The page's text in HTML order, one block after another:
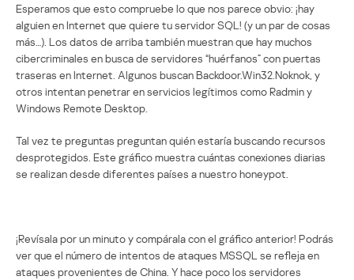
Esperamos que esto compruebe lo que nos parece obvio: ¡hay
alguien en Internet que quiere tu servidor SQL! (y un par de cosas
más…). Los datos de arriba también muestran que hay muchos
cibercriminales en busca de servidores “huérfanos” con puertas
traseras en Internet. Algunos buscan Backdoor.Win32.Noknok, y
otros intentan penetrar en servicios legítimos como Radmin y
Windows Remote Desktop.
Tal vez te preguntas preguntan quién estaría buscando recursos
desprotegidos. Este gráfico muestra cuántas conexiones diarias
se realizan desde diferentes países a nuestro honeypot.
¡Revísala por un minuto y compárala con el gráfico anterior! Podrás
ver que el número de intentos de ataques MSSQL se refleja en
ataques provenientes de China. Y hace poco los servidores